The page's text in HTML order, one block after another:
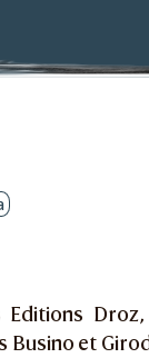
Busino et